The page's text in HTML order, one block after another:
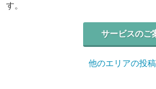
す。
サービスのご
他のエリアの投